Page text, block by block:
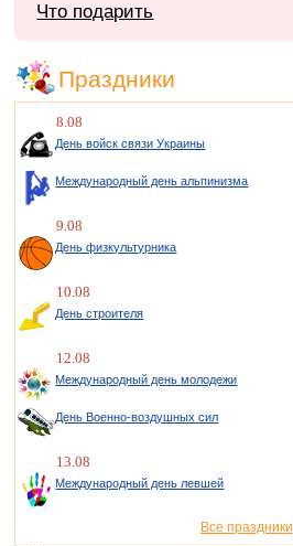
Что подарить
Праздники
8.08
День войск связи Украины
Международный день альпинизма
9.08
День физкультурника
10.08
День строителя
12.08
Международный день молодежи
День Военно-воздушных сил
13.08
Международный день левшей
Все праздники